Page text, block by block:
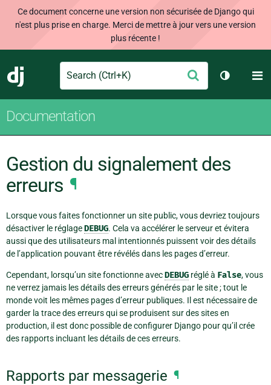
Ce document concerne une version non sécurisée de Django qui
n'est plus prise en charge. Merci de mettre à jour vers une version
plus récente !
Django
Search Envoyer
Changer
Documentation
Gestion du signalement des
erreurs ¶
Lorsque vous faites fonctionner un site public, vous devriez toujours
désactiver le réglageDEBUG. Cela va accélérer le serveur et évitera
aussi que des utilisateurs mal intentionnés puissent voir des détails
de l’application pouvant être révélés dans les pages d’erreur.
Cependant, lorsqu’un site fonctionne avecDEBUG réglé à False, vous
ne verrez jamais les détails des erreurs générés par le site ; tout le
monde voit les mêmes pages d’erreur publiques. Il est nécessaire de
garder la trace des erreurs qui se produisent sur des sites en
production, il est donc possible de configurer Django pour qu’il crée
des rapports incluant les détails de ces erreurs.
Rapports par messagerie ¶